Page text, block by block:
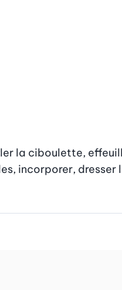
la ciboulette,
incorporer,